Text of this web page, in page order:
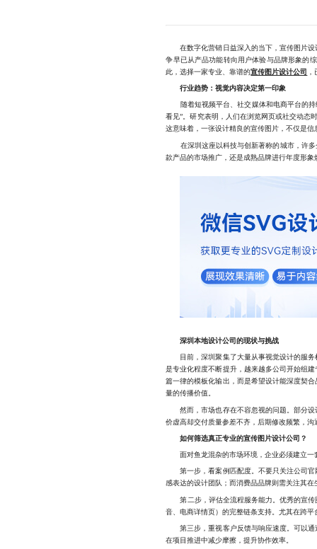
在数字化营销日益深入的当下，宣传图片设
争早已从产品功能转向用户体验与品牌形象的
此，选择一家专业、靠谱的宣传图片设计公司
行业趋势：视觉内容决定第一印象
随着短视频平台、社交媒体和电商平台的持
看见”。研究表明，人们在浏览网页或社交动态
这意味着，一张设计精良的宣传图片，不仅是
在深圳这座以科技与创新著称的城市，许多
款产品的市场推广，还是成熟品牌进行年度形
深圳本地设计公司的现状与挑战
目前，深圳聚集了大量从事视觉设计的服务
是专业化程度不断提升，越来越多公司开始组
篇一律的模板化输出，而是希望设计能深度契
量的传播价值。
然而，市场也存在不容忽视的问题。部分设
价虚高却交付质量参差不齐，后期修改频繁，
如何筛选真正专业的宣传图片设计公司？
面对鱼龙混杂的市场环境，企业必须建立一
第一步，看案例匹配度。不要只关注公司官
感表达的设计团队；而消费品品牌则需关注其
第二步，评估全流程服务能力。优秀的宣传
音、电商详情页）的完整链条支持。尤其在跨
第三步，重视客户反馈与响应速度。可以通
在项目推进中减少摩擦，提升协作效率。